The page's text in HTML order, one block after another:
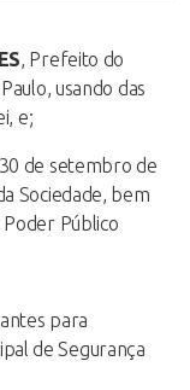
, Prefeito do
usando das
e;
de setembro de
Sociedade, bem
Público
para
de Segurança